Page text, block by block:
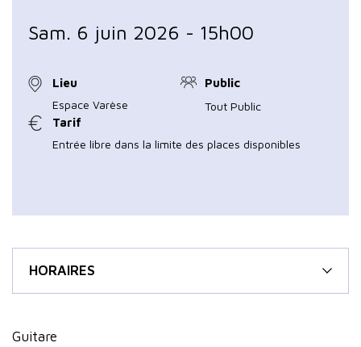
Sam. 6 juin 2026 - 15h00
Lieu
Espace Varèse
Public
Tout Public
Tarif
Entrée libre dans la limite des places disponibles
HORAIRES
Guitare